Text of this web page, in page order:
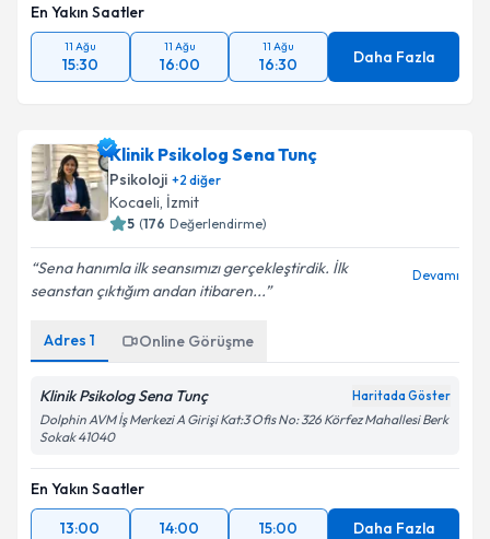
En Yakın Saatler
11 Ağu
15:30
11 Ağu
16:00
11 Ağu
16:30 Daha Fazla
Klinik Psikolog Sena Tunç
Psikoloji +2 diğer
Kocaeli, İzmit
5 (176 Değerlendirme)
Sena hanımla ilk seansımızı gerçekleştirdik. İlk
seanstan çıktığım andan itibaren...
Devamı
Adres 1 Online Görüşme
Klinik Psikolog Sena Tunç Haritada Göster
Dolphin AVM İş Merkezi A Girişi Kat:3 Ofis No: 326 Körfez Mahallesi Berk
Sokak 41040
En Yakın Saatler
13:00
14:00 15:00 Daha Fazla